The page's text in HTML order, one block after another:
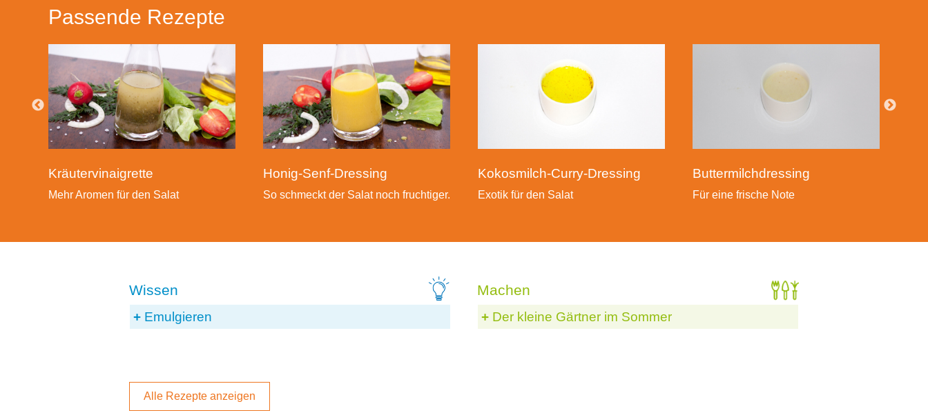
Passende Rezepte
Kräutervinaigrette
Mehr Aromen für den Salat
Honig-Senf-Dressing
So schmeckt der Salat noch fruchtiger.
Kokosmilch-Curry-Dressing
Exotik für den Salat
Buttermilchdressing
Für eine frische Note
Emulgieren Der kleine Gärtner im Sommer
Alle Rezepte anzeigen